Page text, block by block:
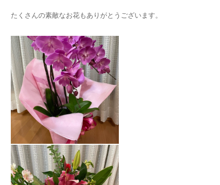
たくさんの素敵なお花もありがとうございます。